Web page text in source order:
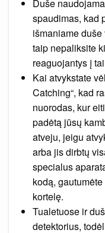
Duše
spaudimas, kad
išmaniame
taip nepaliksite
reaguojantys į
Kai atvykstate
Catching“, kad
nuorodas, kur
padėtą jūsų
atveju, jeigu
arba jis dirbtų
specialus
kodą,
kortelę.
Tualetuose ir
detektorius,